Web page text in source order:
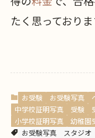
たく思っておりま
お受験 お受験写真
中学校証明写真
受験
小学校証明写真
幼稚園
お受験写真
スタジオ